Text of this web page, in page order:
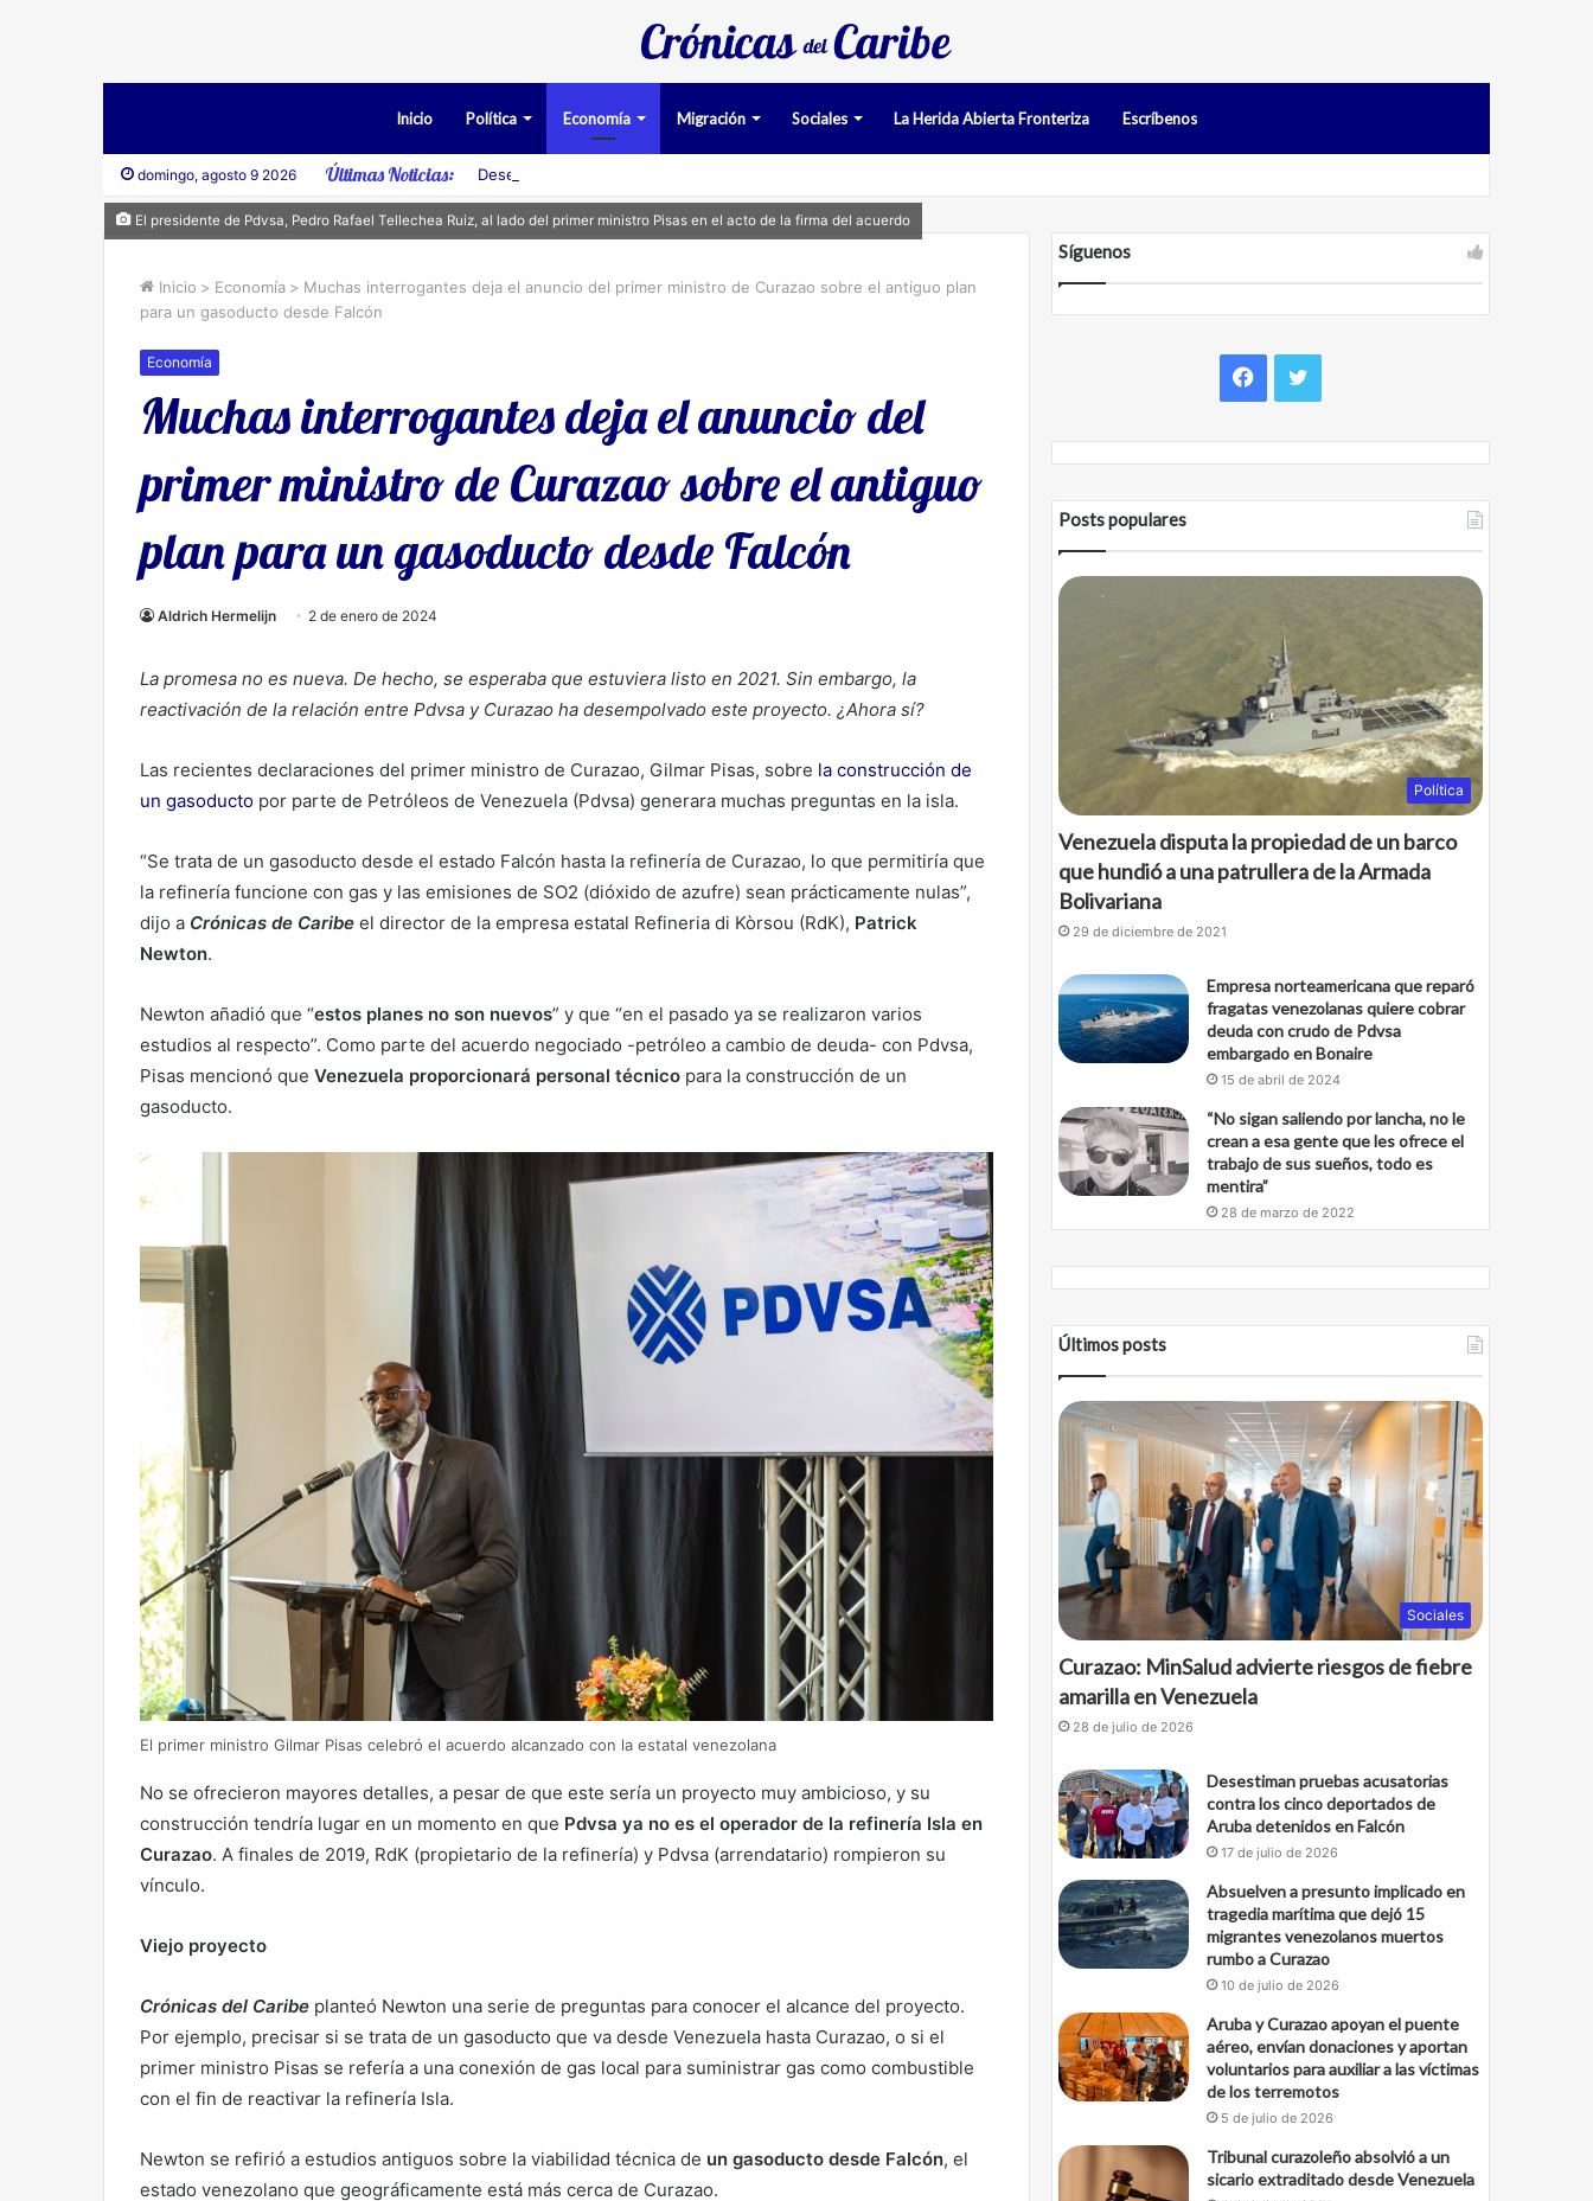
Inicio Política Economía Migración Sociales La Herida Abierta Fronteriza Escríbenos
domingo, agosto 9 2026 Últimas Noticias: Desestiman pruebas acusatorias contra los cinco deportados de Aruba detenidos en Falcón
El presidente de Pdvsa, Pedro Rafael Tellechea Ruiz, al lado del primer ministro Pisas en el acto de la firma del acuerdo
Inicio > Economía > Muchas interrogantes deja el anuncio del primer ministro de Curazao sobre el antiguo plan
para un gasoducto desde Falcón
Economía
Muchas interrogantes deja el anuncio del
primer ministro de Curazao sobre el antiguo
plan para un gasoducto desde Falcón
Aldrich Hermelijn 2 de enero de 2024
La promesa no es nueva. De hecho, se esperaba que estuviera listo en 2021. Sin embargo, la
reactivación de la relación entre Pdvsa y Curazao ha desempolvado este proyecto. ¿Ahora sí?
Las recientes declaraciones del primer ministro de Curazao, Gilmar Pisas, sobre la construcción de
un gasoducto por parte de Petróleos de Venezuela (Pdvsa) generara muchas preguntas en la isla.
“Se trata de un gasoducto desde el estado Falcón hasta la refinería de Curazao, lo que permitiría que
la refinería funcione con gas y las emisiones de SO2 (dióxido de azufre) sean prácticamente nulas”,
dijo a Crónicas de Caribe el director de la empresa estatal Refineria di Kòrsou (RdK), Patrick
Newton.
Newton añadió que “estos planes no son nuevos” y que “en el pasado ya se realizaron varios
estudios al respecto”. Como parte del acuerdo negociado -petróleo a cambio de deuda- con Pdvsa,
Pisas mencionó que Venezuela proporcionará personal técnico para la construcción de un
gasoducto.
El primer ministro Gilmar Pisas celebró el acuerdo alcanzado con la estatal venezolana
No se ofrecieron mayores detalles, a pesar de que este sería un proyecto muy ambicioso, y su
construcción tendría lugar en un momento en que Pdvsa ya no es el operador de la refinería Isla en
Curazao. A finales de 2019, RdK (propietario de la refinería) y Pdvsa (arrendatario) rompieron su
vínculo.
Viejo proyecto
Crónicas del Caribe planteó Newton una serie de preguntas para conocer el alcance del proyecto.
Por ejemplo, precisar si se trata de un gasoducto que va desde Venezuela hasta Curazao, o si el
primer ministro Pisas se refería a una conexión de gas local para suministrar gas como combustible
con el fin de reactivar la refinería Isla.
Newton se refirió a estudios antiguos sobre la viabilidad técnica de un gasoducto desde Falcón, el
estado venezolano que geográficamente está más cerca de Curazao.
Síguenos
Facebook
Twitter
Posts populares
Política
Venezuela disputa la propiedad de un barco
que hundió a una patrullera de la Armada
Bolivariana
29 de diciembre de 2021
Empresa norteamericana que reparó
fragatas venezolanas quiere cobrar
deuda con crudo de Pdvsa
embargado en Bonaire
15 de abril de 2024
“No sigan saliendo por lancha, no le
crean a esa gente que les ofrece el
trabajo de sus sueños, todo es
mentira”
28 de marzo de 2022
Últimos posts
Sociales
Curazao: MinSalud advierte riesgos de fiebre
amarilla en Venezuela
28 de julio de 2026
Desestiman pruebas acusatorias
contra los cinco deportados de
Aruba detenidos en Falcón
17 de julio de 2026
Absuelven a presunto implicado en
tragedia marítima que dejó 15
migrantes venezolanos muertos
rumbo a Curazao
10 de julio de 2026
Aruba y Curazao apoyan el puente
aéreo, envían donaciones y aportan
voluntarios para auxiliar a las víctimas
de los terremotos
5 de julio de 2026
Tribunal curazoleño absolvió a un
sicario extraditado desde Venezuela